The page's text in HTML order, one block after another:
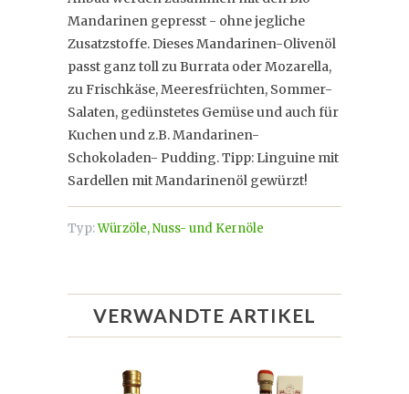
Mandarinen gepresst - ohne jegliche
Zusatzstoffe. Dieses Mandarinen-Olivenöl
passt ganz toll zu Burrata oder Mozarella,
zu Frischkäse, Meeresfrüchten, Sommer-
Salaten, gedünstetes Gemüse und auch für
Kuchen und z.B. Mandarinen-
Schokoladen- Pudding. Tipp: Linguine mit
Sardellen mit Mandarinenöl gewürzt!
Typ:Würzöle, Nuss- und Kernöle
VERWANDTE ARTIKEL